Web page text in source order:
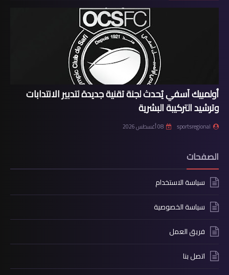
أولمبيك آسفي يُحدث لجنة تقنية جديدة لتدبير الانتدابات
وترشيد التركيبة البشرية
sportsregional 08 أغسطس 2026
الصفحات
سياسة الاستخدام
سياسة الخصوصية
فريق العمل
اتصل بنا